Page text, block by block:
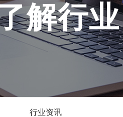
解行业
行业资讯